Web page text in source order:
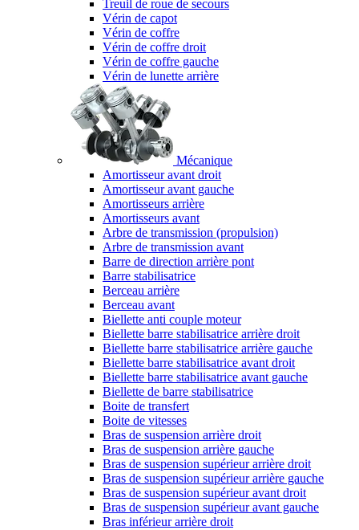
Treuil de roue de secours
Vérin de capot
Vérin de coffre
Vérin de coffre droit
Vérin de coffre gauche
Vérin de lunette arrière
Mécanique
Amortisseur avant droit
Amortisseur avant gauche
Amortisseurs arrière
Amortisseurs avant
Arbre de transmission (propulsion)
Arbre de transmission avant
Barre de direction arrière pont
Barre stabilisatrice
Berceau arrière
Berceau avant
Biellette anti couple moteur
Biellette barre stabilisatrice arrière droit
Biellette barre stabilisatrice arrière gauche
Biellette barre stabilisatrice avant droit
Biellette barre stabilisatrice avant gauche
Biellette de barre stabilisatrice
Boite de transfert
Boite de vitesses
Bras de suspension arrière droit
Bras de suspension arrière gauche
Bras de suspension supérieur arrière droit
Bras de suspension supérieur arrière gauche
Bras de suspension supérieur avant droit
Bras de suspension supérieur avant gauche
Bras inférieur arrière droit